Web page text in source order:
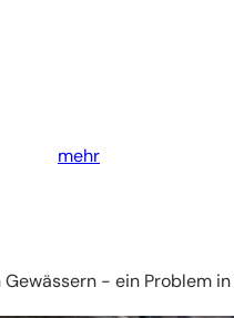
mehr
Gewässern - ein Problem